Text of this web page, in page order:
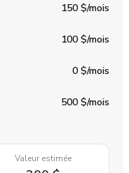
150 $/mois
100 $/mois
0 $/mois
500 $/mois
Valeur estimée